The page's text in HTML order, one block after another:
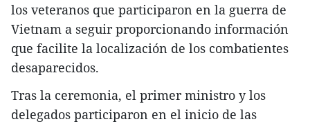
los veteranos que participaron en la guerra de
Vietnam a seguir proporcionando información
que facilite la localización de los combatientes
desaparecidos.
Tras la ceremonia, el primer ministro y los
delegados participaron en el inicio de las